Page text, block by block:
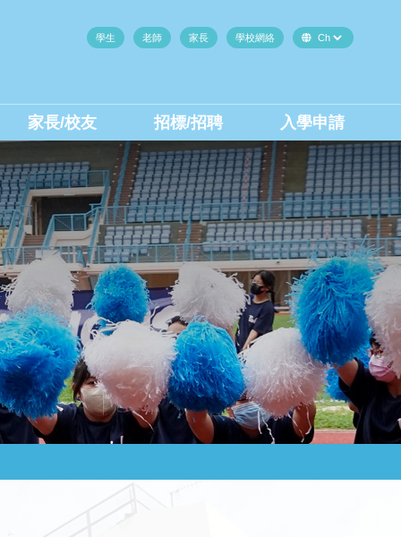
學生 老師 家長 學校網絡
家長/校友 招標/招聘 入學申請